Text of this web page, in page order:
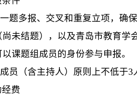
题多报、交叉和重复立项，确
未结题），以及青岛市教育学
课题组成员的身份参与申报。
员（含主持人）原则上不低于
经费